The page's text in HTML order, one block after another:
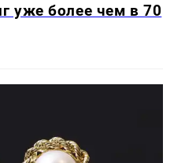
уже более чем в 70